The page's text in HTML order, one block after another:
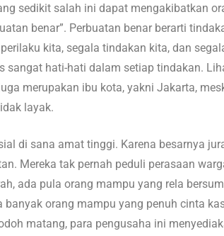
sedikit salah ini dapat mengakibatkan
benar”. Perbuatan benar berarti
kita, segala tindakan kita, dan
hati-hati dalam setiap tindakan.
merupakan ibu kota, yakni Jakarta,
layak.
di sana amat tinggi. Karena besarnya
Mereka tak pernah peduli perasaan
ada pula orang mampu yang rela
orang mampu yang penuh cinta
matang, para pengusaha ini